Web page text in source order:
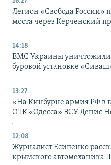
Легион «Свобода России»
моста через Керченский
14:18
ВМС Украины уничтожили
буровой установке
13:27
«На Кинбурне армия РФ в
ОТК «Одесса» ВСУ Денис
12:08
Журналист Есипенко
крымского автомеханика